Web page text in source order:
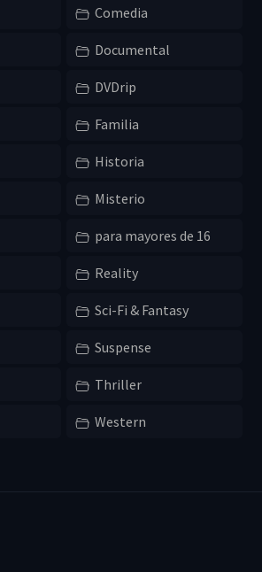
Comedia
Documental
DVDrip
Familia
Historia
Misterio
para mayores de 16
Reality
Sci-Fi & Fantasy
Suspense
Thriller
Western